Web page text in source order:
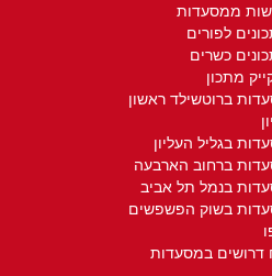
ממסעדות
לפורים
כשרים
מתכון
ברוטשילד ראשון
בגליל העליון
ברחוב הארבעה
בנמל תל אביב
בשוק הפשפשים
דרושים במסעדות